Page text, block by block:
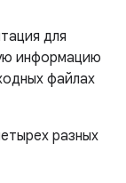
для
информацию
файлах
разных